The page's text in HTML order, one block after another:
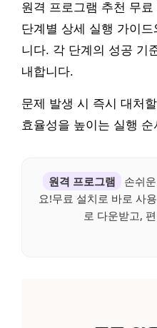
원격 프로그램 추천 무
단계별 상세 실행 가이
니다. 각 단계의 성공 기
내합니다.
문제 발생 시 즉시 대처
효율성을 높이는 실행
원격 프로그램
손쉬
요!무료 설치로 바로 사
로 다운받고,